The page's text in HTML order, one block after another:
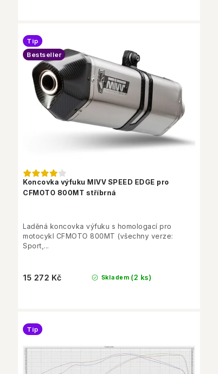
Koncovka výfuku MIVV SPEED EDGE pro
CFMOTO 800MT stříbrná
Tip
Bestseller
Skladem (2 ks)
15 272 Kč
Laděná koncovka výfuku s homologací pro
motocykl CFMOTO 800MT (všechny verze:
Sport,...
Tip